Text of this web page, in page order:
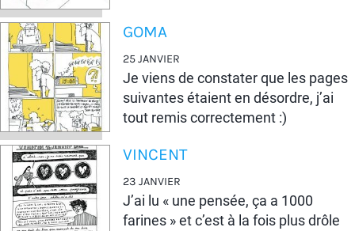
GOMA
25 JANVIER
Je viens de constater que les pages
suivantes étaient en désordre, j’ai
tout remis correctement :)
VINCENT
23 JANVIER
J’ai lu « une pensée, ça a 1000
farines » et c’est à la fois plus drôle